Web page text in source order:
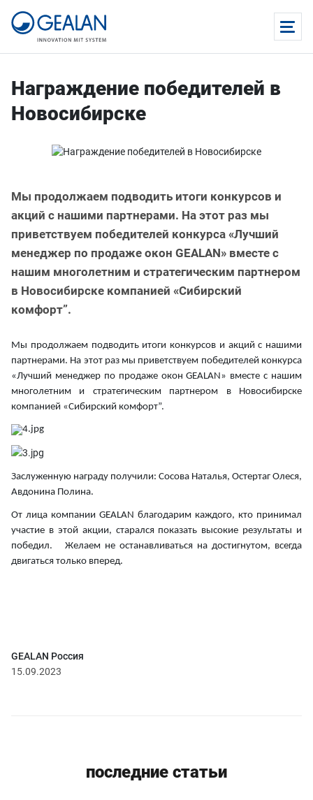
Награждение победителей в
Новосибирске
Мы продолжаем подводить итоги конкурсов и
акций с нашими партнерами. На этот раз мы
приветствуем победителей конкурса «Лучший
менеджер по продаже окон GEALAN» вместе с
нашим многолетним и стратегическим партнером
в Новосибирске компанией «Сибирcкий
комфорт”.
Мы продолжаем подводить итоги конкурсов и акций с нашими
партнерами. На этот раз мы приветствуем победителей конкурса
«Лучший менеджер по продаже окон GEALAN» вместе с нашим
многолетним и стратегическим партнером в Новосибирске
компанией «Сибирcкий комфорт”.
Заслуженную награду получили: Сосова Наталья, Остертаг Олеся,
Авдонина Полина.
От лица компании GEALAN благодарим каждого, кто принимал
участие в этой акции, старался показать высокие результаты и
победил. Желаем не останавливаться на достигнутом, всегда
двигаться только вперед.
GEALAN Россия
15.09.2023
последние статьи